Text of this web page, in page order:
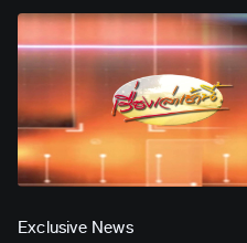
Exclusive News